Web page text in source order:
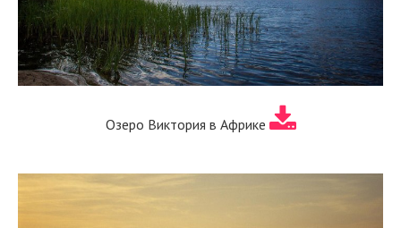
Озеро Виктория в Африке